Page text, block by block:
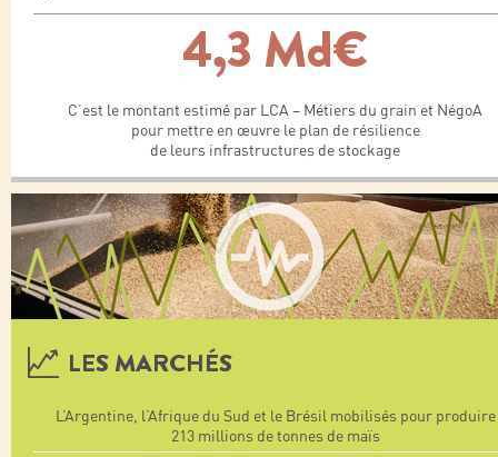
4,3 Md€
C’est le montant estimé par LCA – Métiers du grain et NégoA
pour mettre en œuvre le plan de résilience
de leurs infrastructures de stockage
LES MARCHÉS
L’Argentine, l’Afrique du Sud et le Brésil mobilisés pour produire
213 millions de tonnes de maïs